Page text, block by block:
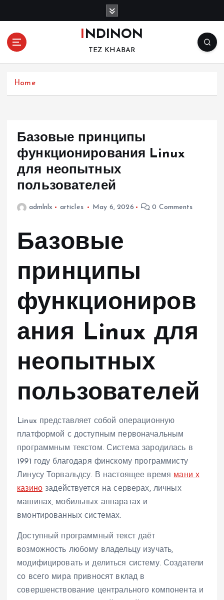
o
INDINON
TEZ KHABAR
Home
Базовые принципы
функционирования Linux
для неопытных
пользователей
admlnlx articles May 6, 2026 0 Comments
Базовые
принципы
функциониров
ания Linux для
неопытных
пользователей
Linux представляет собой операционную
платформой с доступным первоначальным
программным текстом. Система зародилась в
1991 году благодаря финскому программисту
Линусу Торвальдсу. В настоящее время мани х
казинозадействуется на серверах, личных
машинах, мобильных аппаратах и
вмонтированных системах.
Доступный программный текст даёт
возможность любому владельцу изучать,
модифицировать и делиться систему. Создатели
со всего мира привносят вклад в
совершенствование центрального компонента и